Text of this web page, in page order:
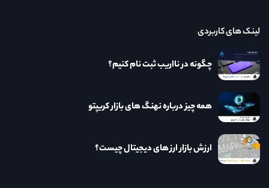
لینک های کاربردی
چگونه در نااریب ثبت نام کنیم؟
همه چیز درباره نهنگ های بازار کریپتو
ارزش بازار ارز های دیجیتال چیست؟